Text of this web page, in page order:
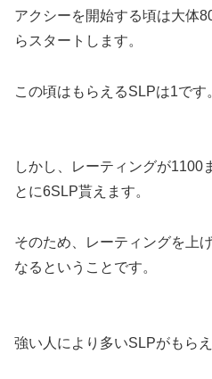
アクシーを開始する頃は大体
らスタートします。
この頃はもらえるSLPは1です
しかし、レーティングが1100
とに6SLP貰えます。
そのため、レーティングを上
なるということです。
強い人により多いSLPがもら